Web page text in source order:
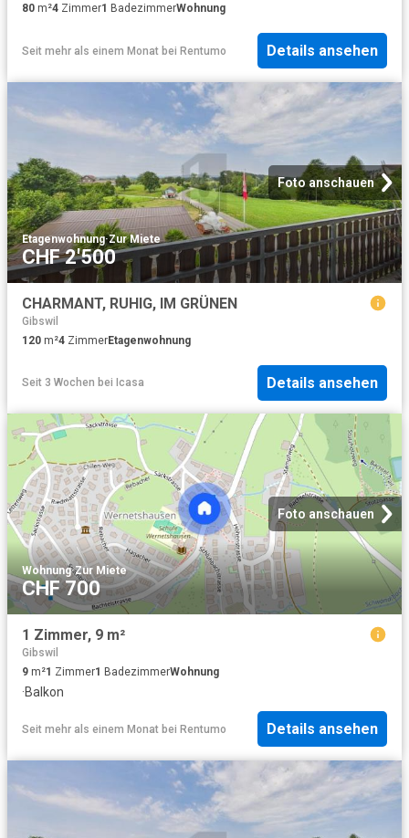
80 m²4 Zimmer1 BadezimmerWohnung
Seit mehr als einem Monat bei Rentumo Details ansehen
Foto anschauen
Etagenwohnung·Zur Miete
CHF 2'500
CHARMANT, RUHIG, IM GRÜNEN
Gibswil
120 m²4 ZimmerEtagenwohnung
Seit 3 Wochen bei Icasa Details ansehen
Foto anschauen
Wohnung·Zur Miete
CHF 700
1 Zimmer, 9 m²
Gibswil
9 m²1 Zimmer1 BadezimmerWohnung
·Balkon
Seit mehr als einem Monat bei Rentumo Details ansehen